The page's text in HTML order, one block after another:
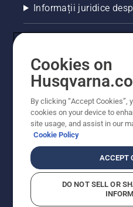
Informații juridice
© Husqvarna AB (publ).
Prețurile prezentate
recomandate pentru
Husqvarna își rezervă
Cookies on
By clicking “Accept Cookies”,
cookies on your device to
site usage, and assist in our
Cookie Policy
ACCEPT
DO NOT SELL OR